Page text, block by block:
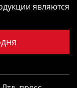
являются